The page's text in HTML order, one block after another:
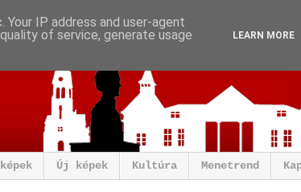
Új képek Kultúra Menetrend
IP address and user-agent
of service, generate usage
LEARN MORE